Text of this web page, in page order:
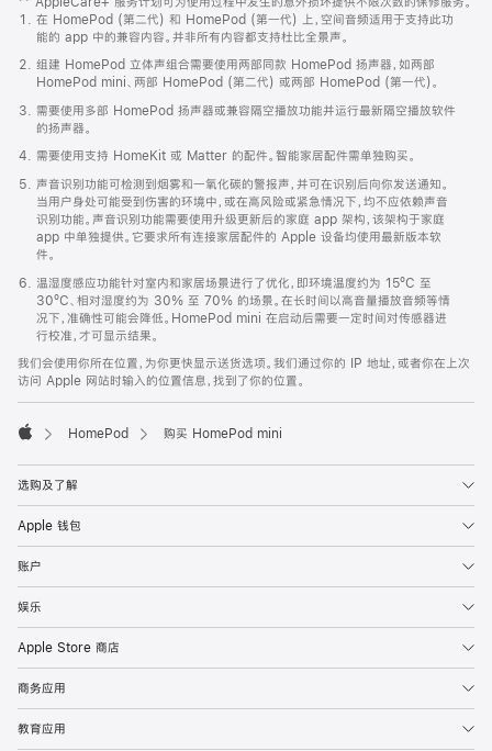
窗
口
中
打
开)
在 HomePod (第二代) 和 HomePod (第一代) 上，空间音频适用于支持此功
能的 app 中的兼容内容。并非所有内容都支持杜比全景声。
组建 HomePod 立体声组合需要使用两部同款 HomePod 扬声器，如两部
HomePod mini、两部 HomePod (第二代) 或两部 HomePod (第一代)。
需要使用多部 HomePod 扬声器或兼容隔空播放功能并运行最新隔空播放软件
的扬声器。
需要使用支持 HomeKit 或 Matter 的配件。智能家居配件需单独购买。
声音识别功能可检测到烟雾和一氧化碳的警报声，并可在识别后向你发送通知。
当用户身处可能受到伤害的环境中，或在高风险或紧急情况下，均不应依赖声音
识别功能。声音识别功能需要使用升级更新后的家庭 app 架构，该架构于家庭
app 中单独提供。它要求所有连接家居配件的 Apple 设备均使用最新版本软
件。
温湿度感应功能针对室内和家居场景进行了优化，即环境温度约为 15ºC 至
30ºC、相对湿度约为 30% 至 70% 的场景。在长时间以高音量播放音频等情
况下，准确性可能会降低。HomePod mini 在启动后需要一定时间对传感器进
行校准，才可显示结果。
我们会使用你所在位置，为你更快显示送货选项。我们通过你的 IP 地址，或者你在上次
访问 Apple 网站时输入的位置信息，找到了你的位置。
HomePod 购买 HomePod mini
选购及了解
Apple 钱包
账户
娱乐
Apple Store 商店
商务应用
教育应用